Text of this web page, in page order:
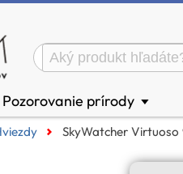
Pozorovanie prírody ▼
SkyWatcher